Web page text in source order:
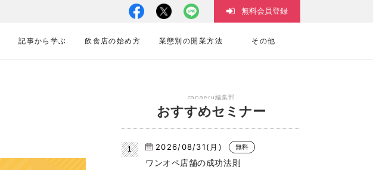
記事から学ぶ 飲食店の始め方 業態別の開業方法 その他
無料会員登録
canaeru編集部
おすすめセミナー
2026/08/31(月) 無料
ワンオペ店舗の成功法則